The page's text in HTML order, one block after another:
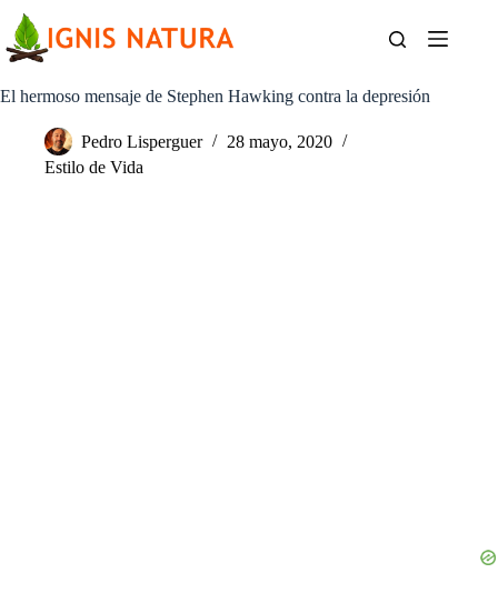
contenido
El hermoso mensaje de Stephen Hawking contra la depresión
Pedro Lisperguer
28 mayo, 2020
Estilo de Vida